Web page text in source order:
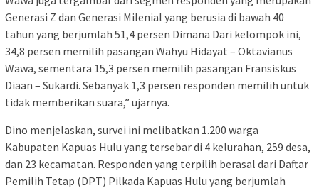
Generasi Z dan Generasi Milenial yang berusia di bawah 40
tahun yang berjumlah 51,4 persen Dimana Dari kelompok ini,
34,8 persen memilih pasangan Wahyu Hidayat – Oktavianus
Wawa, sementara 15,3 persen memilih pasangan Fransiskus
Diaan – Sukardi. Sebanyak 1,3 persen responden memilih untuk
tidak memberikan suara,” ujarnya.
Dino menjelaskan, survei ini melibatkan 1.200 warga
Kabupaten Kapuas Hulu yang tersebar di 4 kelurahan, 259 desa,
dan 23 kecamatan. Responden yang terpilih berasal dari Daftar
Pemilih Tetap (DPT) Pilkada Kapuas Hulu yang berjumlah